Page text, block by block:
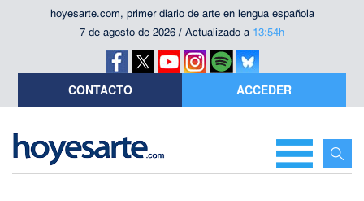
hoyesarte.com, primer diario de arte en lengua española
7 de agosto de 2026 / Actualizado a 13:54h
CONTACTO ACCEDER